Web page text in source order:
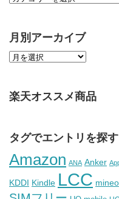
月別アーカイブ
楽天オススメ商品
タグでエントリを探す
Amazon ANA Anker
KDDI Kindle LCC mineo